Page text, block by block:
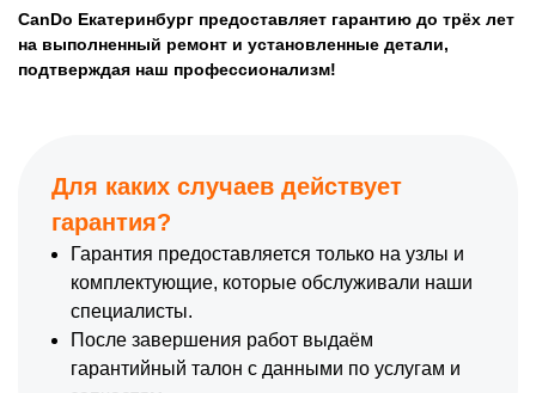
CanDo Екатеринбург предоставляет гарантию до трёх лет
на выполненный ремонт и установленные детали,
подтверждая наш профессионализм!
Для каких случаев действует
гарантия?
Гарантия предоставляется только на узлы и
комплектующие, которые обслуживали наши
специалисты.
После завершения работ выдаём
гарантийный талон с данными по услугам и